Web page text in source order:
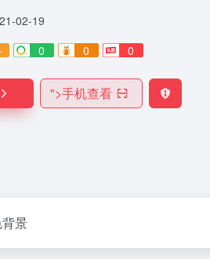
02-19
0 0 0
">手机查看
景